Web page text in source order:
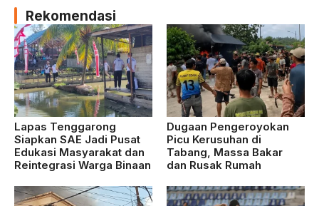
Rekomendasi
Lapas Tenggarong
Siapkan SAE Jadi Pusat
Edukasi Masyarakat dan
Reintegrasi Warga Binaan
Dugaan Pengeroyokan
Picu Kerusuhan di
Tabang, Massa Bakar
dan Rusak Rumah